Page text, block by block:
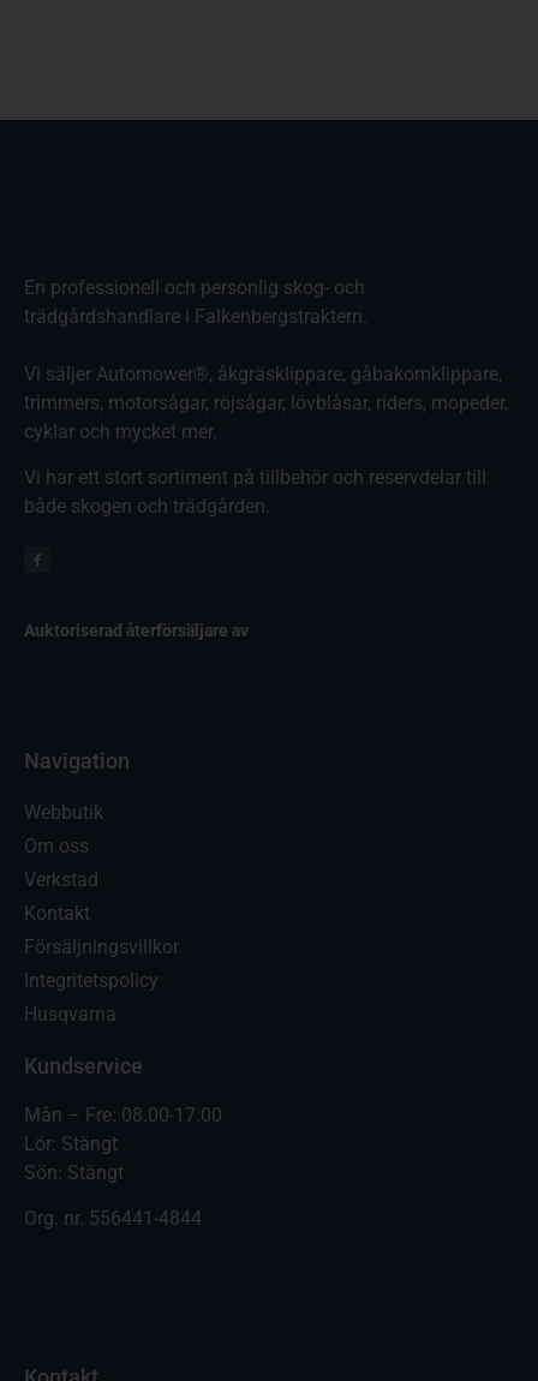
En professionell och personlig skog- och
trädgårdshandlare i Falkenbergstraktern.
Vi säljer Automower®, åkgräsklippare, gåbakomklippare,
trimmers, motorsågar, röjsågar, lövblåsar, riders, mopeder,
cyklar och mycket mer.
Vi har ett stort sortiment på tillbehör och reservdelar till
både skogen och trädgården.
Auktoriserad återförsäljare av
Navigation
Webbutik
Om oss
Verkstad
Kontakt
Försäljningsvillkor
Integritetspolicy
Husqvarna
Kundservice
Mån – Fre: 08.00-17.00
Lör: Stängt
Sön: Stängt
Org. nr. 556441-4844